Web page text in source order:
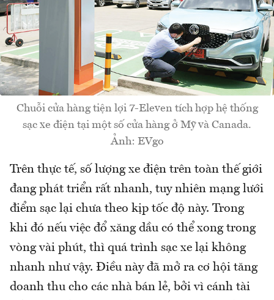
Chuỗi cửa hàng tiện lợi 7-Eleven tích hợp hệ thống
sạc xe điện tại một số cửa hàng ở Mỹ và Canada.
Ảnh: EVgo
Trên thực tế, số lượng xe điện trên toàn thế giới
đang phát triển rất nhanh, tuy nhiên mạng lưới
điểm sạc lại chưa theo kịp tốc độ này. Trong
khi đó nếu việc đổ xăng dầu có thể xong trong
vòng vài phút, thì quá trình sạc xe lại không
nhanh như vậy. Điều này đã mở ra cơ hội tăng
doanh thu cho các nhà bán lẻ, bởi vì cánh tài